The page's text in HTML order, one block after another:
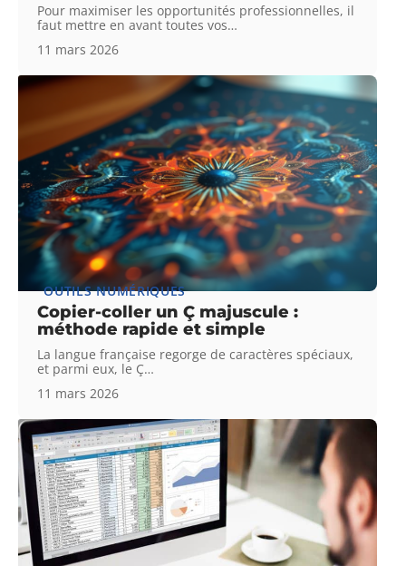
Pour maximiser les opportunités professionnelles, il
faut mettre en avant toutes vos…
11 mars 2026
OUTILS NUMÉRIQUES
Copier-coller un Ç majuscule :
méthode rapide et simple
La langue française regorge de caractères spéciaux,
et parmi eux, le Ç…
11 mars 2026